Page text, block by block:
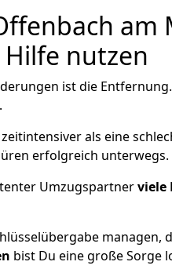
am
nutzen
ist die
als eine
erfolgreich unterwegs.
Umzugspartnerviele
managen,
bist Du eine große Sorge